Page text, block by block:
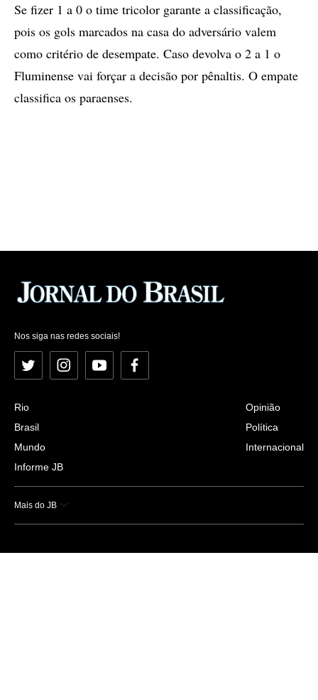
Se fizer 1 a 0 o time tricolor garante a classificação,
pois os gols marcados na casa do adversário valem
como critério de desempate. Caso devolva o 2 a 1 o
Fluminense vai forçar a decisão por pênaltis. O empate
classifica os paraenses.
Nos siga nas redes sociais!
Twitter InstagramYouTubeFacebook
Rio
Brasil
Mundo
Informe JB
Opinião
Política
Internacional
Mais do JB
Esportes